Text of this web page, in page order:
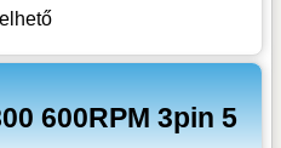
600RPM 3pin 5